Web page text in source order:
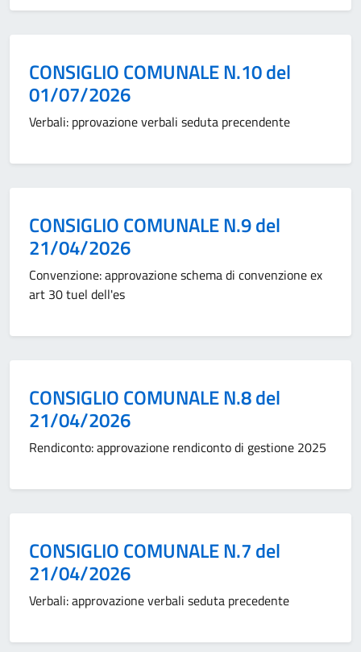
Categoria:
CONSIGLIO COMUNALE N.10 del
01/07/2026
Verbali: pprovazione verbali seduta precendente
Categoria:
CONSIGLIO COMUNALE N.9 del
21/04/2026
Convenzione: approvazione schema di convenzione ex
art 30 tuel dell'es
Categoria:
CONSIGLIO COMUNALE N.8 del
21/04/2026
Rendiconto: approvazione rendiconto di gestione 2025
Categoria:
CONSIGLIO COMUNALE N.7 del
21/04/2026
Verbali: approvazione verbali seduta precedente